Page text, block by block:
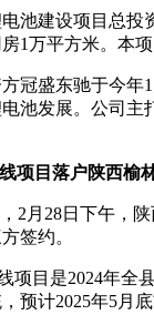
池建设项目总投
1万平方米。本
冠盛东驰于今
池发展。公司
项目落户陕西榆
2月28日下午，
签约。
项目是2024年全
预计2025年5月